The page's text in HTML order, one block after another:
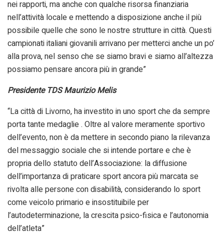
nei rapporti, ma anche con qualche risorsa finanziaria
nell’attività locale e mettendo a disposizione anche il più
possibile quelle che sono le nostre strutture in città. Questi
campionati italiani giovanili arrivano per metterci anche un po’
alla prova, nel senso che se siamo bravi e siamo all’altezza
possiamo pensare ancora più in grande”
Presidente TDS Maurizio Melis
“La città di Livorno, ha investito in uno sport che da sempre
porta tante medaglie . Oltre al valore meramente sportivo
dell’evento, non è da mettere in secondo piano la rilevanza
del messaggio sociale che si intende portare e che è
propria dello statuto dell’Associazione: la diffusione
dell’importanza di praticare sport ancora più marcata se
rivolta alle persone con disabilità, considerando lo sport
come veicolo primario e insostituibile per
l’autodeterminazione, la crescita psico-fisica e l’autonomia
dell’atleta”